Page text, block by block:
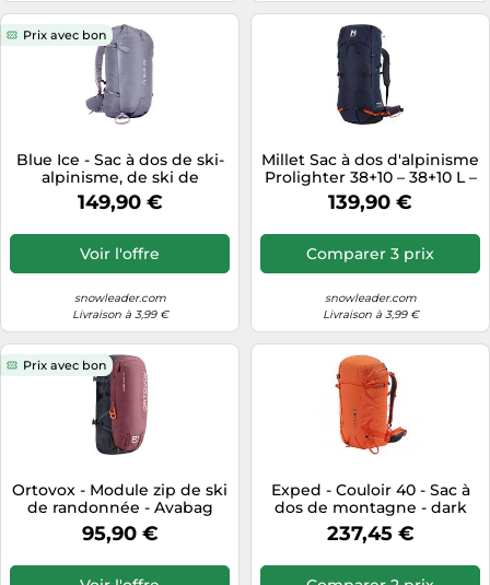
Prix avec bon
Blue Ice - Sac à dos de ski-
alpinisme, de ski de
randonnée et splitboard -
Kume 40 Flint - Taille M/L -
Gris Gris M/L
149,90 €
Voir l'offre
snowleader.com
Livraison à 3,99 €
Millet Sac à dos d'alpinisme
Prolighter 38+10 – 38+10 L –
Bleu – Unisexe
139,90 €
Comparer 3 prix
snowleader.com
Livraison à 3,99 €
Prix avec bon
Ortovox - Module zip de ski
de randonnée - Avabag
Litric Tour 28S Zip Mountain
Rose Rose
95,90 €
Exped - Couloir 40 - Sac à
dos de montagne - dark
lava
237,45 €